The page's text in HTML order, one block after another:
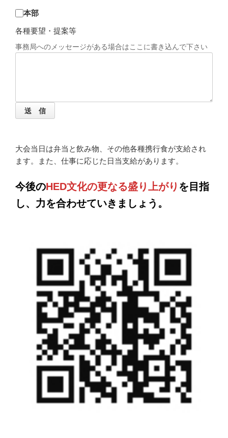
本部
各種要望・提案等
事務局へのメッセージがある場合はここに書き込んで下さい
送 信
大会当日は弁当と飲み物、その他各種携行食が支給され
ます。また、仕事に応じた日当支給があります。
今後のHED文化の更なる盛り上がり を目指
し、力を合わせていきましょう。